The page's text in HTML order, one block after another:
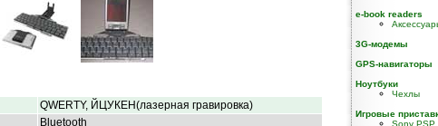
QWERTY, ЙЦУКЕН(лазерная гравировка)
Bluetooth
e-book readers
3G-модемы
GPS-навигаторы
Ноутбуки
Чехлы
Игровые
Sony PSP